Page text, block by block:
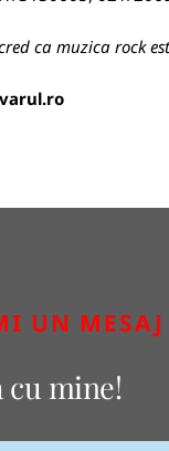
ca muzica rock
UN MESAJ
cu mine!